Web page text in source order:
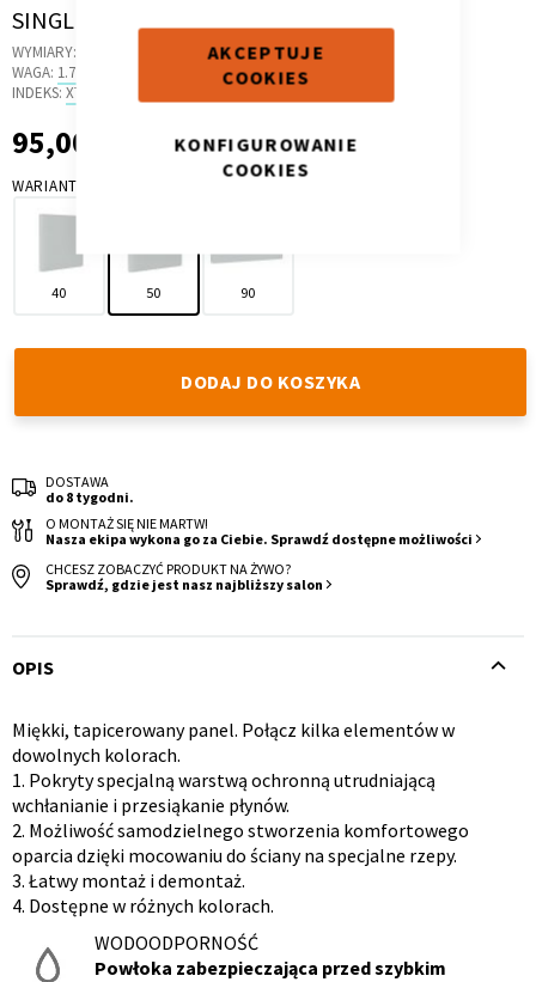
AKCEPTUJE
COOKIES
KONFIGUROWANIE
COOKIES
Skip
the
beginning
the
images
gallery
SINGLE PANEL 50 STONE
WYMIARY:
WAGA: 1.7 KG
INDEKS: XT.02
95,00 zł
95,00 zł
WARIANT
40 50 90
DODAJ DO KOSZYKA
DOSTAWA
do 8 tygodni.
O MONTAŻ SIĘ NIE MARTW!
Nasza ekipa wykona go za Ciebie. Sprawdź dostępne możliwości
CHCESZ ZOBACZYĆ PRODUKT NA ŻYWO?
Sprawdź, gdzie jest nasz najbliższy salon
OPIS
Opis
produktu
Miękki, tapicerowany panel. Połącz kilka elementów w
dowolnych kolorach.
1. Pokryty specjalną warstwą ochronną utrudniającą
wchłanianie i przesiąkanie płynów.
2. Możliwość samodzielnego stworzenia komfortowego
oparcia dzięki mocowaniu do ściany na specjalne rzepy.
3. Łatwy montaż i demontaż.
4. Dostępne w różnych kolorach.
WODOODPORNOŚĆ
Powłoka zabezpieczająca przed szybkim
Kontenerek Półka i szafka wisząca